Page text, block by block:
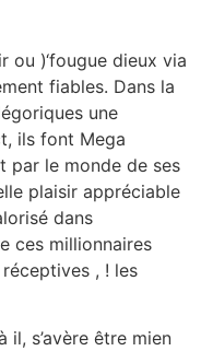
ou )‘fougue dieux via
fiables. Dans la
une
ils font Mega
par le monde de ses
plaisir appréciable
dans
ces millionnaires
, ! les
il, s’avère être mien